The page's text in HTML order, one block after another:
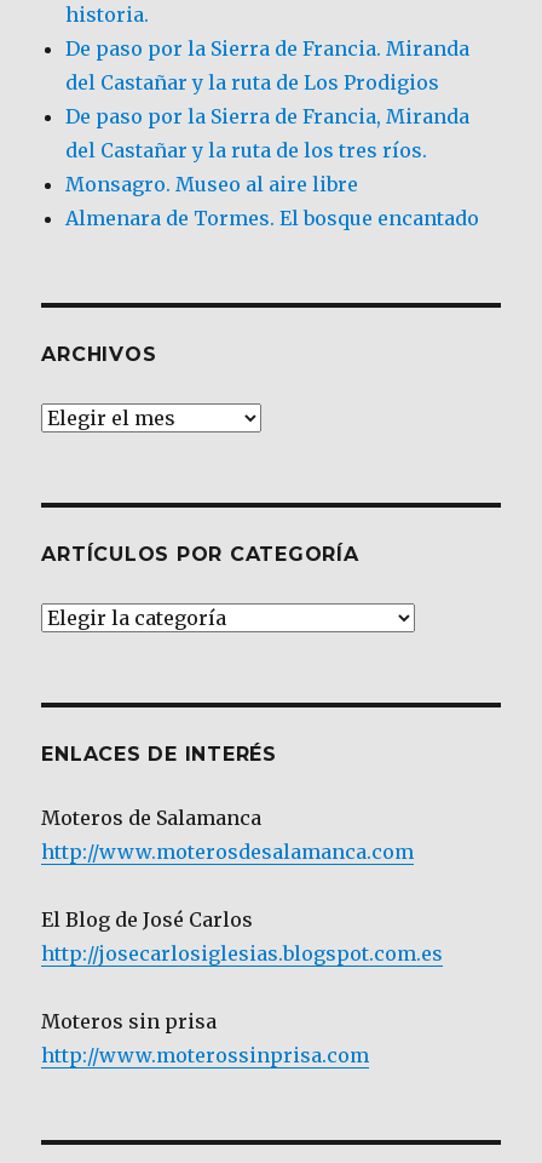
historia.
De paso por la Sierra de Francia. Miranda
del Castañar y la ruta de Los Prodigios
De paso por la Sierra de Francia, Miranda
del Castañar y la ruta de los tres ríos.
Monsagro. Museo al aire libre
Almenara de Tormes. El bosque encantado
ARCHIVOS
Archivos
ARTÍCULOS POR CATEGORÍA
Artículos
ENLACES DE INTERÉS
Moteros de Salamanca
http://www.moterosdesalamanca.com
El Blog de José Carlos
http://josecarlosiglesias.blogspot.com.es
Moteros sin prisa
http://www.moterossinprisa.com